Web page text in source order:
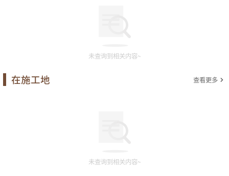
未查询到相关内容~
在施工地 查看更多
未查询到相关内容~